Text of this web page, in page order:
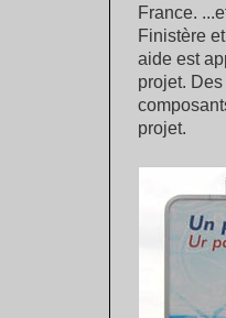
France.
Finistère
aide est
projet.
projet.